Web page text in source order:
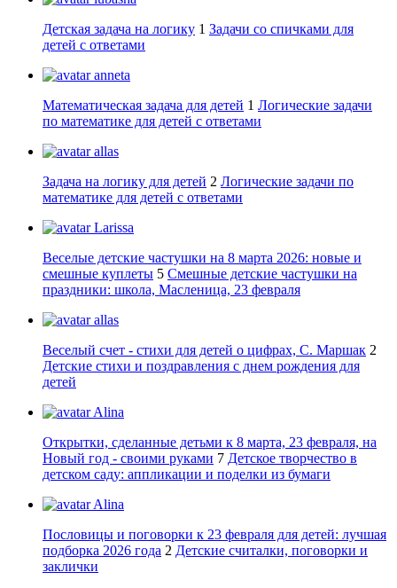
Детская задача на логику 1 Задачи со спичками для
детей с ответами
anneta
Математическая задача для детей 1 Логические задачи
по математике для детей с ответами
allas
Задача на логику для детей 2 Логические задачи по
математике для детей с ответами
Larissa
Веселые детские частушки на 8 марта 2026: новые и
смешные куплеты 5 Смешные детские частушки на
праздники: школа, Масленица, 23 февраля
allas
Веселый счет - стихи для детей о цифрах, С. Маршак 2
Детские стихи и поздравления с днем рождения для
детей
Alina
Открытки, сделанные детьми к 8 марта, 23 февраля, на
Новый год - своими руками 7 Детское творчество в
детском саду: аппликации и поделки из бумаги
Alina
Пословицы и поговорки к 23 февраля для детей: лучшая
подборка 2026 года 2 Детские считалки, поговорки и
заклички